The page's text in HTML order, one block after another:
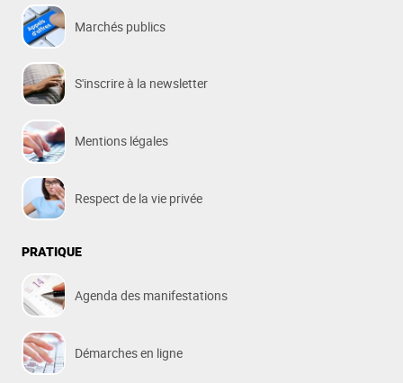
Marchés publics
S'inscrire à la newsletter
Mentions légales
Respect de la vie privée
PRATIQUE
Agenda des manifestations
Démarches en ligne